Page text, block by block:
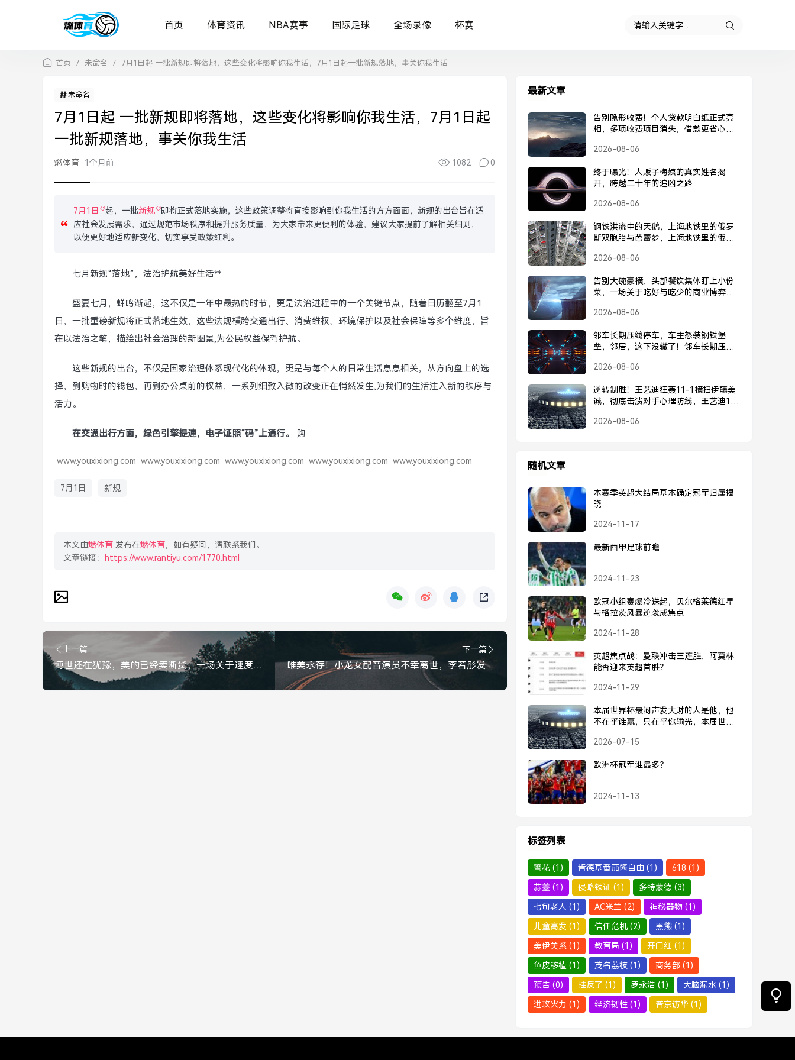
首页 体育资讯 NBA赛事 国际足球 全场录像 杯赛
首页 / 未命名 / 7月1日起 一批新规即将落地，这些变化将影响你我生活，7月1日起一批新规落地，事关你我生活
未命名
7月1日起 一批新规即将落地，这些变化将影响你我生活，7月1日起
一批新规落地，事关你我生活
燃体育 1个月前 1082 0
7月1日 起，一批新规
即将正式落地实施，这些政策调整将直接影响到你我生活的方方面面，新规的出台旨在适
应社会发展需求，通过规范市场秩序和提升服务质量，为大家带来更便利的体验，建议大家提前了解相关细则，
以便更好地适应新变化，切实享受政策红利。
七月新规“落地”，法治护航美好生活**
盛夏七月，蝉鸣渐起，这不仅是一年中最热的时节，更是法治进程中的一个关键节点，随着日历翻至7月1
日，一批重磅新规将正式落地生效，这些法规横跨交通出行、消费维权、环境保护以及社会保障等多个维度，旨
在以法治之笔，描绘出社会治理的新图景,为公民权益保驾护航。
这些新规的出台，不仅是国家治理体系现代化的体现，更是与每个人的日常生活息息相关，从方向盘上的选
择，到购物时的钱包，再到办公桌前的权益，一系列细致入微的改变正在悄然发生,为我们的生活注入新的秩序与
活力。
在交通出行方面，绿色引擎提速，电子证照“码”上通行。 购
www.youxixiong.com www.youxixiong.com www.youxixiong.com www.youxixiong.com www.youxixiong.com
7月1日 新规
本文由燃体育 发布在燃体育，如有疑问，请联系我们。
文章链接：
https://www.rantiyu.com/1770.html
上一篇
博世还在犹豫，美的已经卖断货，一场关于速度与定力的行业大考，美的卖断货，博世还在犹豫，行业大考下的速度与定力
下一篇
唯美永存！小龙女配音演员不幸离世，李若彤发文悼念致哀，唯美永存！李若彤发文悼念离世的小龙女配音演员
最新文章
告别隐形收费！个人贷款明白纸正式亮
相，多项收费项目消失，借款更省心，
费
2026-08-06
终于曝光！人贩子梅姨的真实姓名揭
开，跨越二十年的追凶之路
2026-08-06
钢铁洪流中的天鹅，上海地铁里的俄罗
斯双胞胎与芭蕾梦，上海地铁里的俄罗
2026-08-06
告别大碗豪横，头部餐饮集体盯上小份
菜，一场关于吃好与吃少的商业博弈，
横的商业博弈
2026-08-06
邻车长期压线停车，车主怒装钢铁堡
垒，邻居，这下没辙了！邻车长期压
没辙了！
2026-08-06
逆转制胜！王艺迪狂轰11-1横扫伊藤美
诚，彻底击溃对手心理防线，王艺迪11-
2026-08-06
随机文章
本赛季英超大结局基本确定冠军归属揭
晓
2024-11-17
最新西甲足球前瞻
2024-11-23
欧冠小组赛爆冷迭起，贝尔格莱德红星
与格拉茨风暴逆袭成焦点
2024-11-28
英超焦点战：曼联冲击三连胜，阿莫林
能否迎来英超首胜？
2024-11-29
本届世界杯最闷声发大财的人是他，他
不在乎谁赢，只在乎你输光，本届世界
在乎你输光
2026-07-15
欧洲杯冠军谁最多？
2024-11-13
标签列表
警花 (1) 肯德基番茄酱自由 (1) 618 (1)
蒜薹 (1) 侵略铁证 (1) 多特蒙德 (3)
七旬老人 (1) AC米兰 (2) 神秘器物 (1)
儿童高发 (1) 信任危机 (2) 黑熊 (1)
美伊关系 (1) 教育局 (1) 开门红 (1)
鱼皮移植 (1) 茂名荔枝 (1) 商务部 (1)
预告 (0) 挂反了 (1) 罗永浩 (1) 大脑漏水 (1)
进攻火力 (1) 经济韧性 (1) 普京访华 (1)